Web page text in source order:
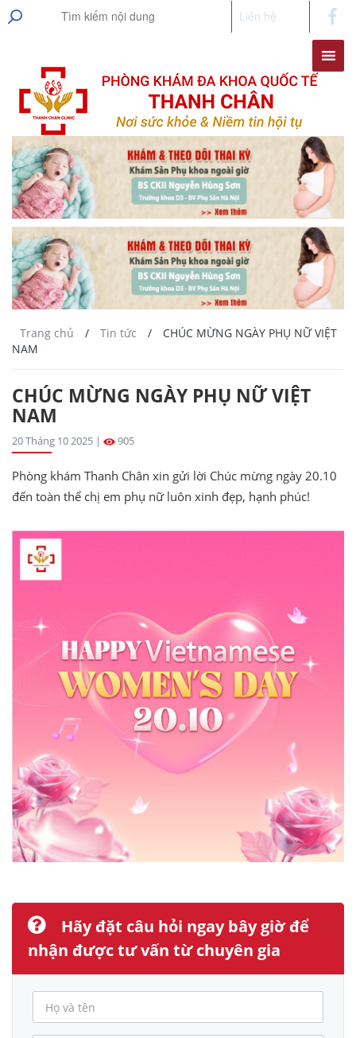
Liên hệ
Trang chủ / Tin tức /
CHÚC MỪNG NGÀY PHỤ NỮ VIỆT
NAM
CHÚC MỪNG NGÀY PHỤ NỮ VIỆT
NAM
20 Tháng 10 2025 | 905
Phòng khám Thanh Chân xin gửi lời Chúc mừng ngày 20.10
đến toàn thể chị em phụ nữ luôn xinh đẹp, hạnh phúc!
Hãy đặt câu hỏi ngay bây giờ để
nhận được tư vấn từ chuyên gia